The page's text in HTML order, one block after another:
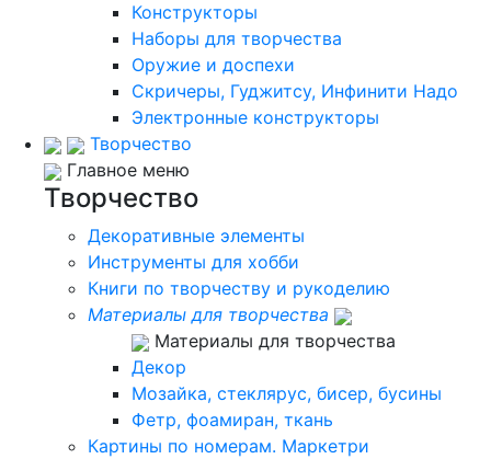
Конструкторы
Наборы для творчества
Оружие и доспехи
Скричеры, Гуджитсу, Инфинити Надо
Электронные конструкторы
Творчество
Главное меню
Творчество
Декоративные элементы
Инструменты для хобби
Книги по творчеству и рукоделию
Материалы для творчества
Материалы для творчества
Декор
Мозайка, стеклярус, бисер, бусины
Фетр, фоамиран, ткань
Картины по номерам. Маркетри